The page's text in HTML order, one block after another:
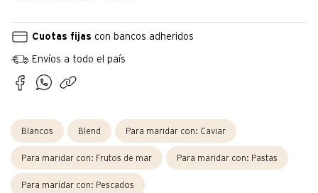
Cuotas fijas con bancos adheridos
Envíos a todo el país
Blancos Blend Para maridar con: Caviar
Para maridar con: Frutos de mar Para maridar con: Pastas
Para maridar con: Pescados